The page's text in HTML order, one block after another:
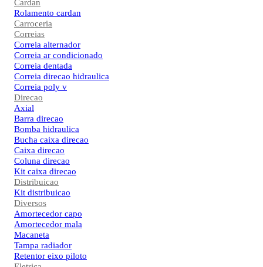
Cardan
Rolamento cardan
Carroceria
Correias
Correia alternador
Correia ar condicionado
Correia dentada
Correia direcao hidraulica
Correia poly v
Direcao
Axial
Barra direcao
Bomba hidraulica
Bucha caixa direcao
Caixa direcao
Coluna direcao
Kit caixa direcao
Distribuicao
Kit distribuicao
Diversos
Amortecedor capo
Amortecedor mala
Macaneta
Tampa radiador
Retentor eixo piloto